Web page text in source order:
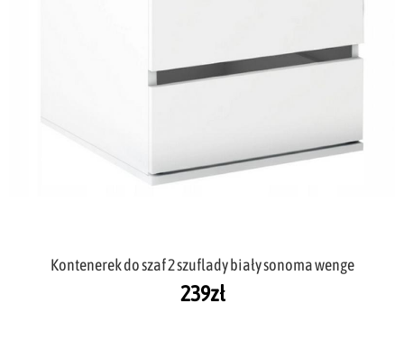
Kontenerek do szaf 2 szuflady biały sonoma wenge
239zł